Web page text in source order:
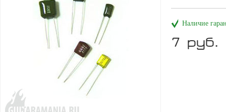
Наличие
7 руб.